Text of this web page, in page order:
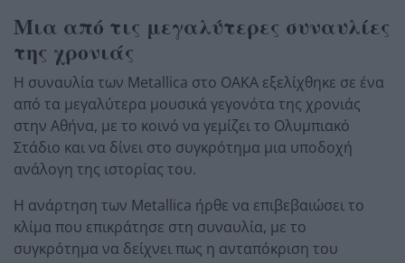
Μια από τις μεγαλύτερες συναυλίες
της χρονιάς
Η συναυλία των Metallica στο ΟΑΚΑ εξελίχθηκε σε ένα
από τα μεγαλύτερα μουσικά γεγονότα της χρονιάς
στην Αθήνα, με το κοινό να γεμίζει το Ολυμπιακό
Στάδιο και να δίνει στο συγκρότημα μια υποδοχή
ανάλογη της ιστορίας του.
Η ανάρτηση των Metallica ήρθε να επιβεβαιώσει το
κλίμα που επικράτησε στη συναυλία, με το
συγκρότημα να δείχνει πως η ανταπόκριση του